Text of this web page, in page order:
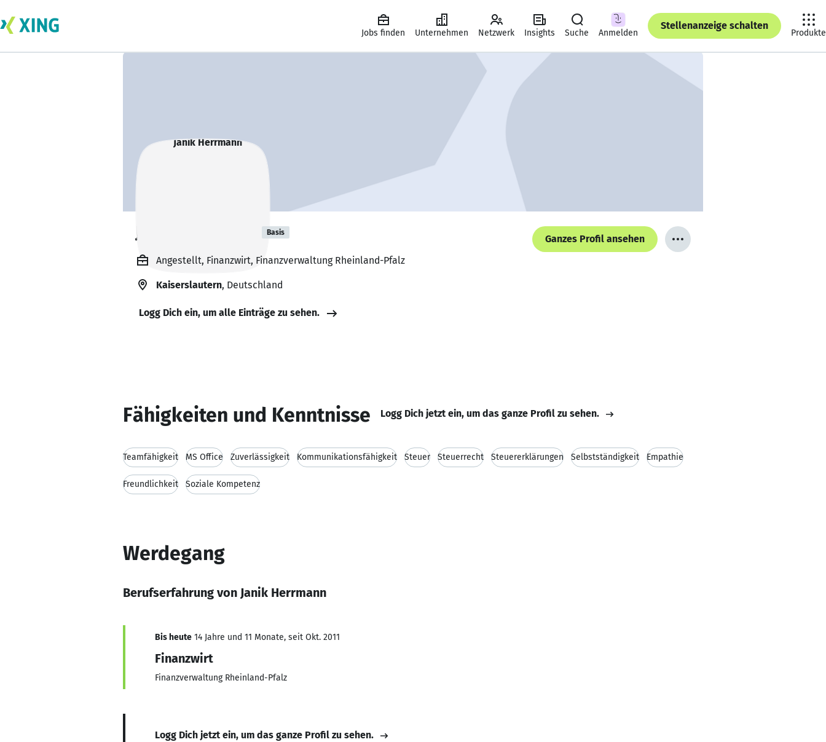
Jobs finden Unternehmen Netzwerk Insights Suche Anmelden
Stellenanzeige schalten
Produkte
Janik Herrmann Basis
Ganzes Profil ansehen
Angestellt, Finanzwirt, Finanzverwaltung Rheinland-Pfalz
Kaiserslautern, Deutschland
Logg Dich ein, um alle Einträge zu sehen.
Fähigkeiten und Kenntnisse Logg Dich jetzt ein, um das ganze Profil zu sehen.
Teamfähigkeit MS Office Zuverlässigkeit Kommunikationsfähigkeit Steuer Steuerrecht Steuererklärungen Selbstständigkeit Empathie
Freundlichkeit Soziale Kompetenz
Werdegang
Berufserfahrung von Janik Herrmann
Bis heute 14 Jahre und 11 Monate, seit Okt. 2011
Finanzwirt
Finanzverwaltung Rheinland-Pfalz
Logg Dich jetzt ein, um das ganze Profil zu sehen.